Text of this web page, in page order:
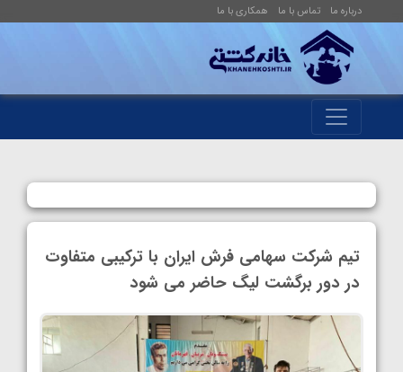
درباره ما تماس با ما همکاری با ما
تیم شرکت سهامی فرش ایران با ترکیبی متفاوت
در دور برگشت لیگ حاضر می شود